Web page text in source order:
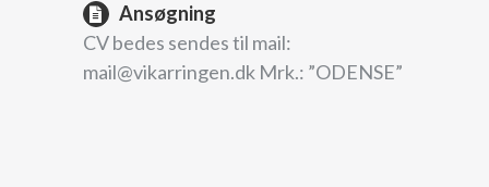
Ansøgning
CV bedes sendes til mail:
mail@vikarringen.dk Mrk.: ”ODENSE”